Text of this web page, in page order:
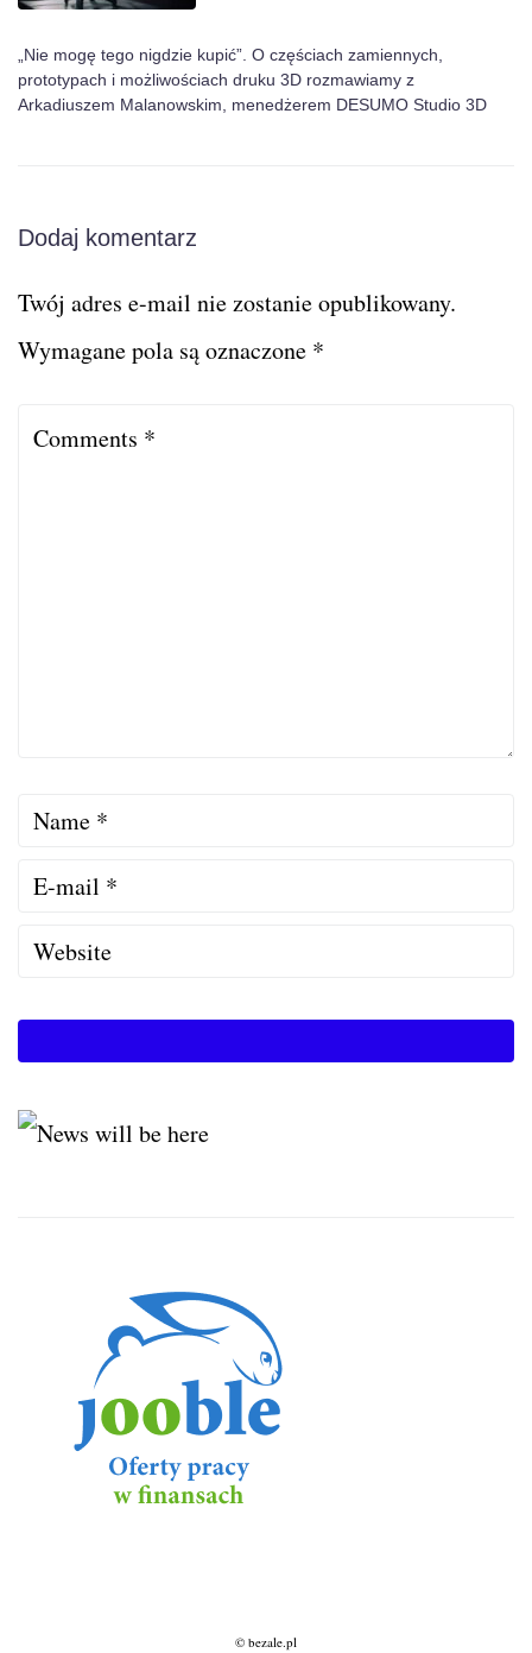
„Nie mogę tego nigdzie kupić”. O częściach zamiennych,
prototypach i możliwościach druku 3D rozmawiamy z
Arkadiuszem Malanowskim, menedżerem DESUMO Studio 3D
Dodaj komentarz
Twój adres e-mail nie zostanie opublikowany.
Wymagane pola są oznaczone *
© bezale.pl